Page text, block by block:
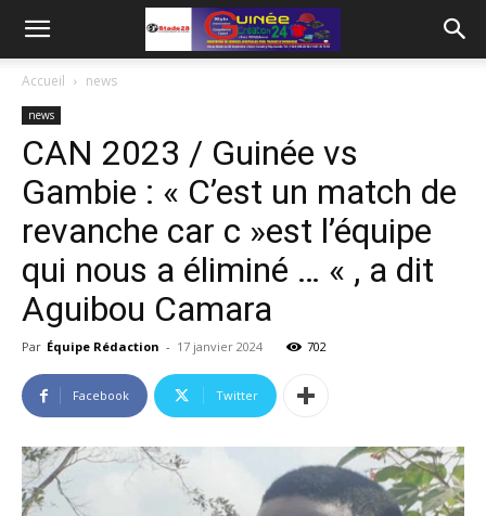
Accueil news
news
CAN 2023 / Guinée vs
Gambie : « C’est un match de
revanche car c »est l’équipe
qui nous a éliminé … « , a dit
Aguibou Camara
Par Équipe Rédaction - 17 janvier 2024 702
Facebook Twitter